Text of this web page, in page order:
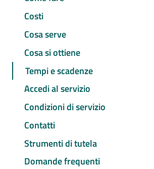
Costi
Cosa serve
Cosa si ottiene
Tempi e scadenze
Accedi al servizio
Condizioni di servizio
Contatti
Strumenti di tutela
Domande frequenti